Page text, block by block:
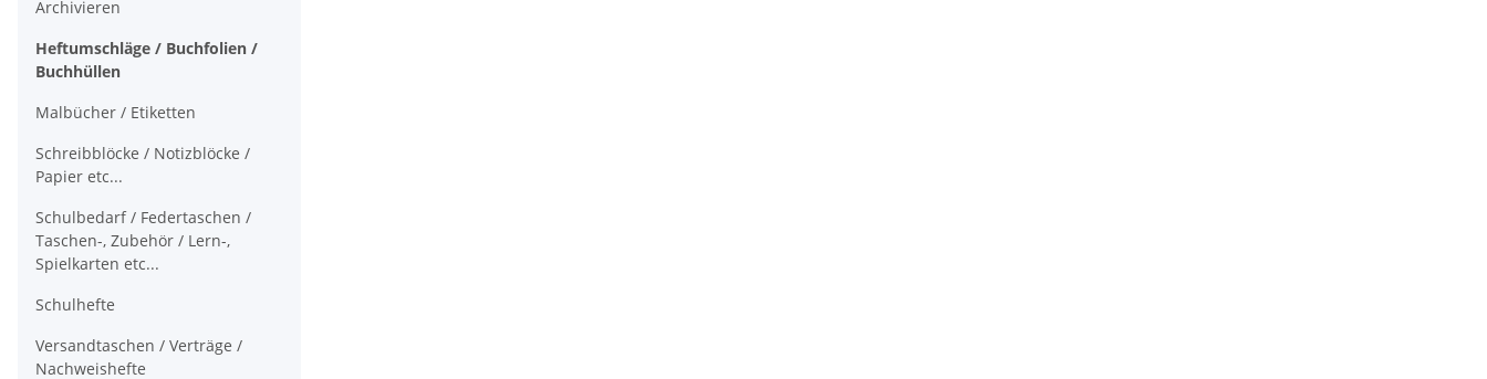
Archivieren
Heftumschläge / Buchfolien /
Buchhüllen
Malbücher / Etiketten
Schreibblöcke / Notizblöcke /
Papier etc...
Schulbedarf / Federtaschen /
Taschen-, Zubehör / Lern-,
Spielkarten etc...
Schulhefte
Versandtaschen / Verträge /
Nachweishefte